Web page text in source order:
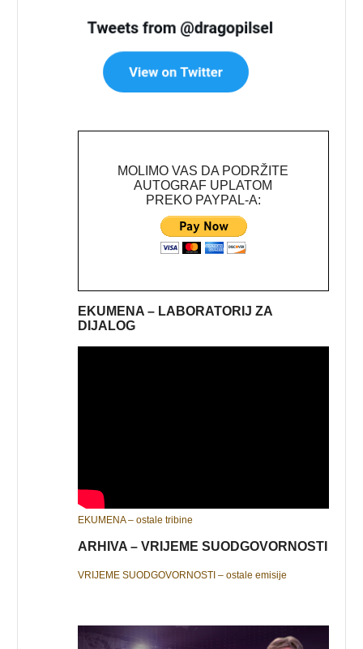
MOLIMO VAS DA PODRŽITE
AUTOGRAF UPLATOM
PREKO PAYPAL-A:
EKUMENA – LABORATORIJ ZA
DIJALOG
EKUMENA – ostale tribine
ARHIVA – VRIJEME SUODGOVORNOSTI
VRIJEME SUODGOVORNOSTI – ostale emisije